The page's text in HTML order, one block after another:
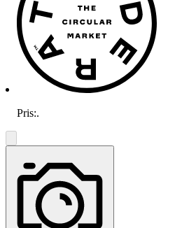
Pris:.